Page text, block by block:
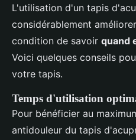
L'utilisation d'un tapis
considérablement
condition de savoir quand
Voici quelques conseils
votre tapis.
Temps d'utilisation
Pour bénéficier au
antidouleur du tapis